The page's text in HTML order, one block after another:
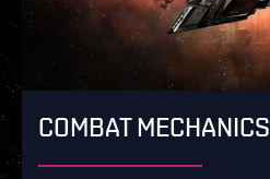
COMBAT MECHANICS